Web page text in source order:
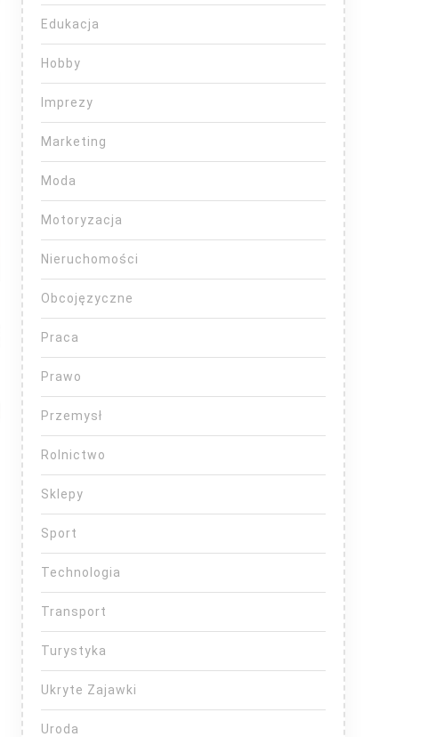
Edukacja
Hobby
Imprezy
Marketing
Moda
Motoryzacja
Nieruchomości
Obcojęzyczne
Praca
Prawo
Przemysł
Rolnictwo
Sklepy
Sport
Technologia
Transport
Turystyka
Ukryte Zajawki
Uroda